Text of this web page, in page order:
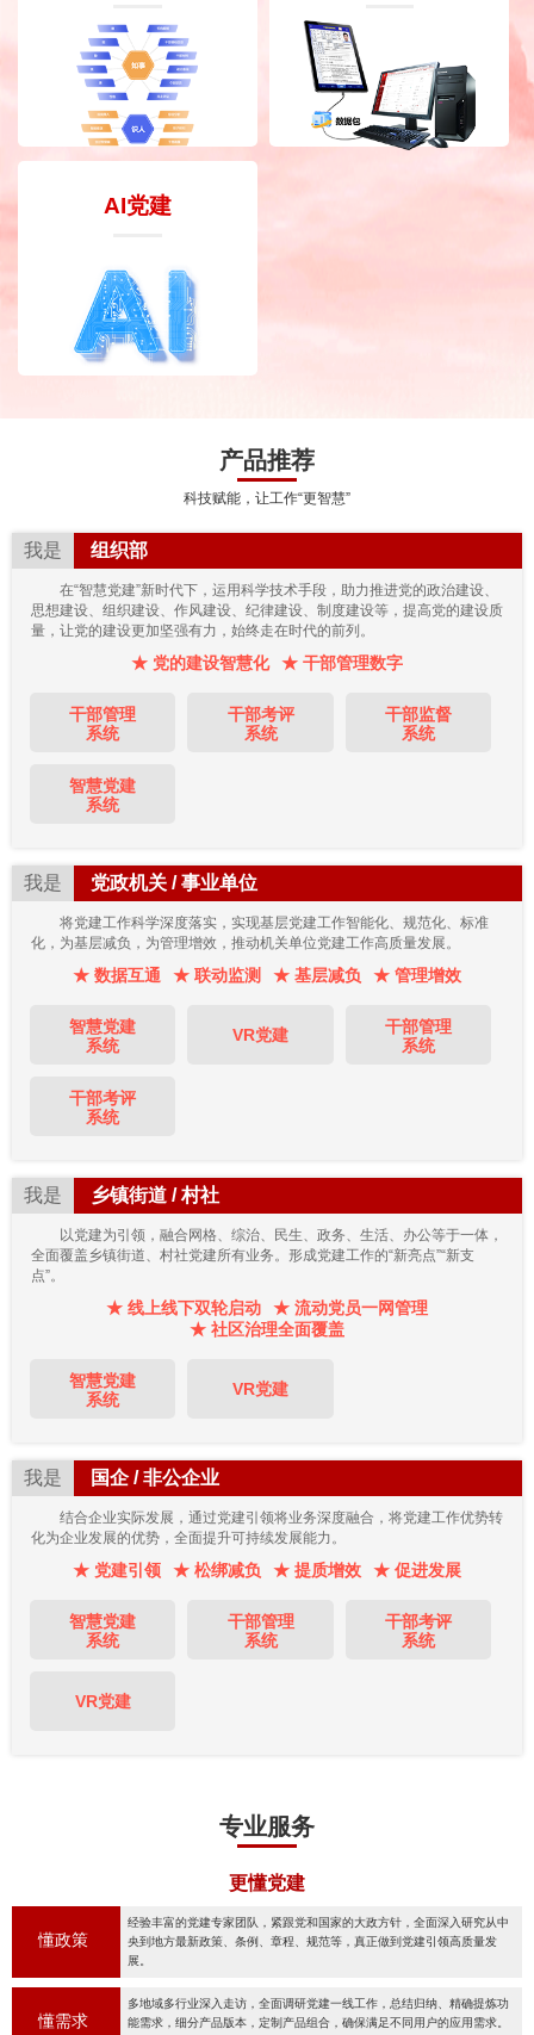
AI党建
产品推荐
科技赋能，让工作“更智慧”
我是 组织部
在“智慧党建”新时代下，运用科学技术手段，助力推进党的政治建设、
思想建设、组织建设、作风建设、纪律建设、制度建设等，提高党的建设质
量，让党的建设更加坚强有力，始终走在时代的前列。
★ 党的建设智慧化 ★ 干部管理数字
干部管理
系统
干部考评
系统
干部监督
系统
智慧党建
系统
我是 党政机关 / 事业单位
将党建工作科学深度落实，实现基层党建工作智能化、规范化、标准
化，为基层减负，为管理增效，推动机关单位党建工作高质量发展。
★ 数据互通 ★ 联动监测 ★ 基层减负 ★ 管理增效
智慧党建
系统
VR党建
干部管理
系统
干部考评
系统
我是 乡镇街道 / 村社
以党建为引领，融合网格、综治、民生、政务、生活、办公等于一体，
全面覆盖乡镇街道、村社党建所有业务。形成党建工作的“新亮点”“新支
点”。
★ 线上线下双轮启动
★ 流动党员一网管理
★ 社区治理全面覆盖
智慧党建
系统
VR党建
我是 国企 / 非公企业
结合企业实际发展，通过党建引领将业务深度融合，将党建工作优势转
化为企业发展的优势，全面提升可持续发展能力。
★ 党建引领 ★ 松绑减负 ★ 提质增效 ★ 促进发展
智慧党建
系统
干部管理
系统
干部考评
系统
VR党建
专业服务
更懂党建
懂政策
经验丰富的党建专家团队，紧跟党和国家的大政方针，全面深入研究从中
央到地方最新政策、条例、章程、规范等，真正做到党建引领高质量发
展。
懂需求
多地域多行业深入走访，全面调研党建一线工作，总结归纳、精确提炼功
能需求，细分产品版本，定制产品组合，确保满足不同用户的应用需求。